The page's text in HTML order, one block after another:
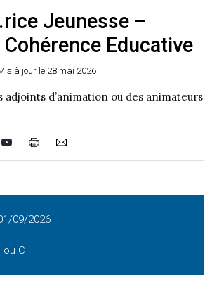
Jeunesse –
Educative
à jour le 28 mai 2026
adjoints d’animation ou des animateurs
09/2026
ou C